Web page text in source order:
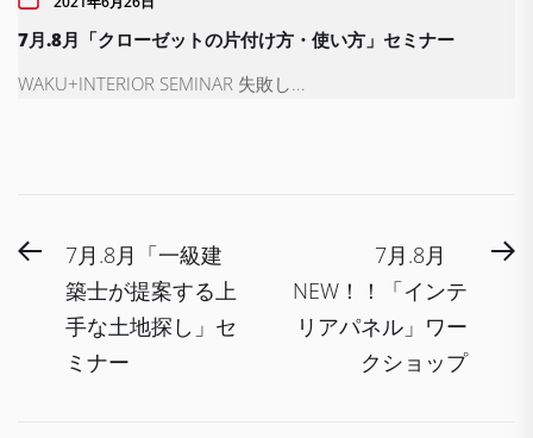
7月.8月「クローゼットの片付け方・使い方」セミナー
WAKU+INTERIOR SEMINAR 失敗し...
投
Previous7月.8月「一級建
築士が提案する上
手な土地探し」セ
ミナー
7月.8月
NEW！！「インテ
リアパネル」ワー
クショップ